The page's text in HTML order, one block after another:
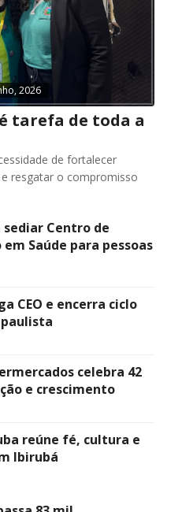
2026
tarefa de toda a
de fortalecer
resgatar o compromisso
sediar Centro de
Saúde para pessoas
CEO e encerra ciclo
celebra 42
e crescimento
reúne fé, cultura e
Ibirubá